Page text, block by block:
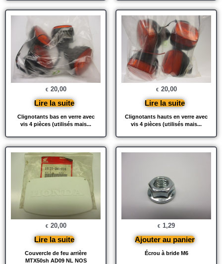
Clignotants bas en verre avec
vis 4 pièces (utilisés mais...
€ 20,00
Lire la suite
Clignotants hauts en verre avec
vis 4 pièces (utilisés mais...
€ 20,00
Lire la suite
Couvercle de feu arrière
MTX50sh AD09 NL NOS
€ 20,00
Lire la suite
Écrou à bride M6
€ 1,29
Ajouter au panier